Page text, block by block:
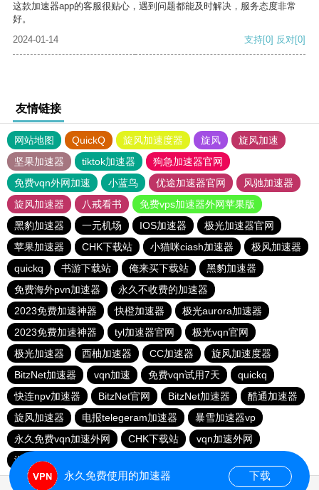
这款加速器app的客服很贴心，遇到问题都能及时解决，服务态度非常
好。
2024-01-14
支持[0] 反对[0]
友情链接
网站地图 QuickQ 旋风加速度器 旋风
旋风加速
坚果加速器
tiktok加速器
狗急加速器官网
免费vqn外网加速
小蓝鸟 优途加速器官网
风驰加速器
旋风加速器
八戒看书
免费vps加速器外网苹果版
黑豹加速器
一元机场 IOS加速器
极光加速器官网
苹果加速器
CHK下载站 小猫咪ciash加速器
极风加速器
quickq
书游下载站 俺来买下载站
黑豹加速器
免费海外pvn加速器
永久不收费的加速器
2023免费加速神器
快橙加速器
极光aurora加速器
2023免费加速神器
tyl加速器官网
极光vqn官网
极光加速器
西柚加速器 CC加速器
旋风加速度器
BitzNet加速器
vqn加速 免费vqn试用7天
quickq
快连npv加速器
BitzNet官网 BitzNet加速器
酷通加速器
旋风加速器
电报telegeram加速器
暴雪加速器vp
永久免费vqn加速外网
CHK下载站
vqn加速外网
海鸥下载站
永久免费使用的加速器 下载